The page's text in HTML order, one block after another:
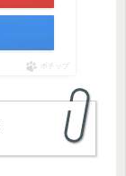
ポチップ